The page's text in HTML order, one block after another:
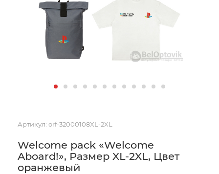
Артикул: orf-32000108XL-2XL
Welcome pack «Welcome
Aboard!», Размер XL-2XL, Цвет
оранжевый